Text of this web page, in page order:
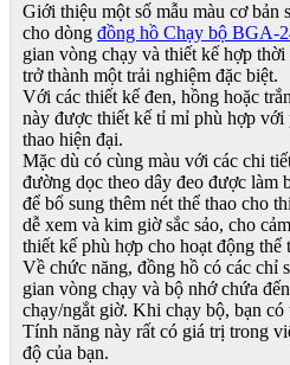
Giới thiệu một số mẫu màu cơ bản
cho dòng đồng hồ Chạy bộ BGA-
gian vòng chạy và thiết kế hợp
trở thành một trải nghiệm đặc biệt.
Với các thiết kế đen, hồng hoặc
này được thiết kế tỉ mỉ phù hợp với
thao hiện đại.
Mặc dù có cùng màu với các chi
đường dọc theo dây đeo được làm
để bổ sung thêm nét thể thao cho
dễ xem và kim giờ sắc sảo, cho
thiết kế phù hợp cho hoạt động thể
Về chức năng, đồng hồ có các chỉ
gian vòng chạy và bộ nhớ chứa
chạy/ngắt giờ. Khi chạy bộ, bạn có
Tính năng này rất có giá trị trong
độ của bạn.